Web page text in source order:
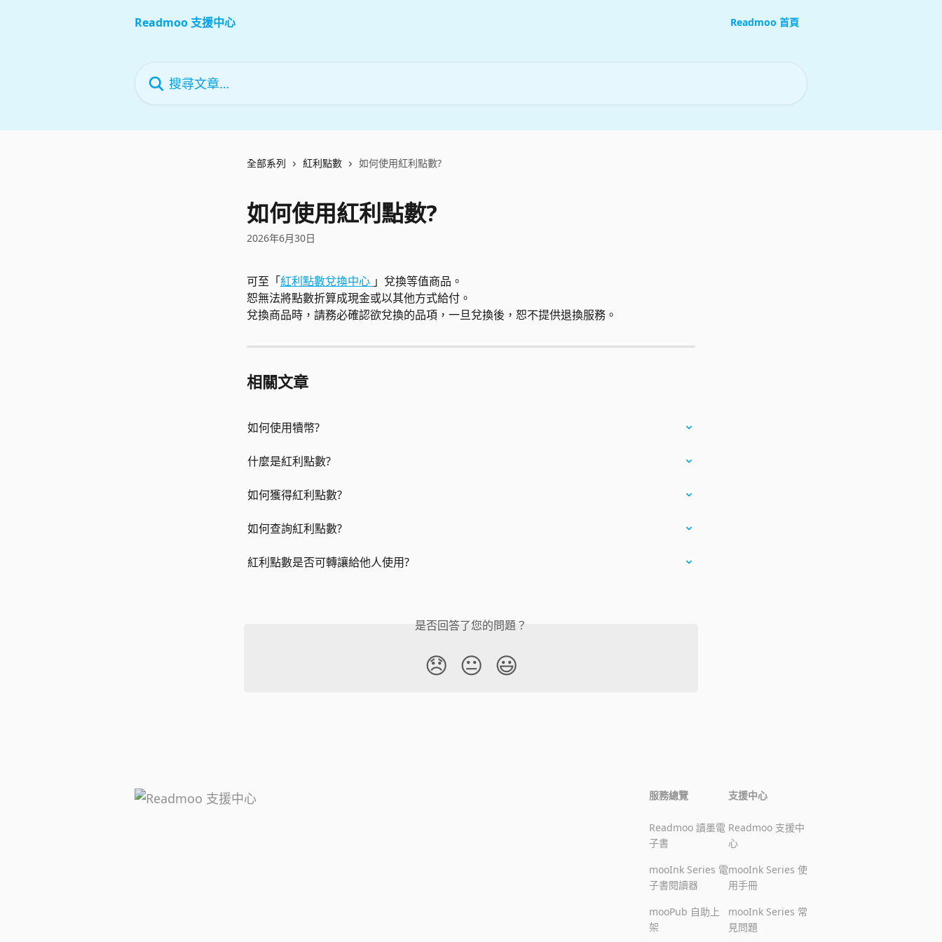
Readmoo 支援中心
Readmoo 首頁
全部系列 紅利點數 如何使用紅利點數?
如何使用紅利點數?
2026年6月30日
可至「紅利點數兌換中心 」兌換等值商品。
恕無法將點數折算成現金或以其他方式給付。
兌換商品時，請務必確認欲兌換的品項，一旦兌換後，恕不提供退換服務。
相關文章
如何使用犢幣?
什麼是紅利點數?
如何獲得紅利點數?
如何查詢紅利點數?
紅利點數是否可轉讓給他人使用?
是否回答了您的問題？
😞 😐 😃
服務總覽
Readmoo 讀墨電
子書
mooInk Series 電
子書閱讀器
mooPub 自助上
架
支援中心
Readmoo 支援中
心
mooInk Series 使
用手冊
mooInk Series 常
見問題